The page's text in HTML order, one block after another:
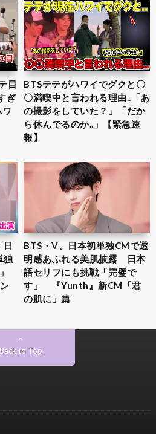
目
ぎ
BTSテテがハワイでグクと〇
〇満喫中と言われる理由..「あ
の撮影をしていた？」「だか
ら休んでるのか..」【緊急速
報】
日
独
BTS・V、日本初単独CMで透
明感あふれる美肌披露 日本
語セリフにも挑戦「完璧で
す」 『Yunth』新CM「君
の肌に」篇
Back to Top